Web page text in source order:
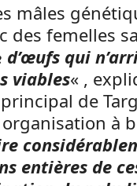
mâles
des femelles
qui
viables« ,
de
à
entières de